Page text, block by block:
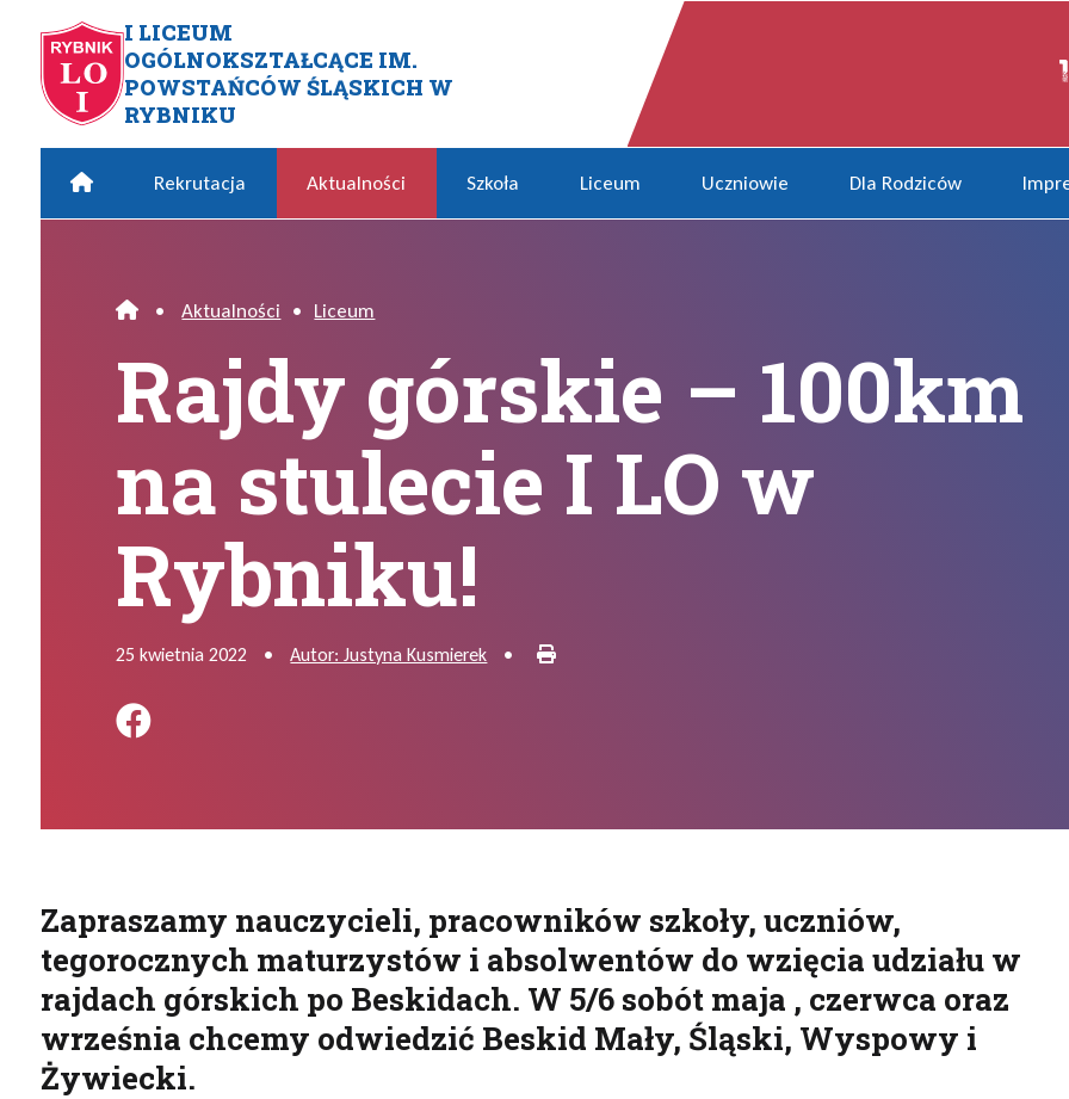
Przejdź do menu głównego
Przejdź do menu dodatkowego
Przejdź do treści
Mapa serwisu
I LICEUM
OGÓLNOKSZTAŁCĄCE IM.
POWSTAŃCÓW ŚLĄSKICH W
RYBNIKU
Rajdy górskie – 100km na stulecie I LO w Rybniku!
Home Rekrutacja Aktualności Szkoła Liceum Uczniowie Dla Rodziców
Home
• Aktualności • Liceum
Rajdy górskie – 100km
na stulecie I LO w
Rybniku!
25 kwietnia 2022 • Autor: Justyna Kusmierek • Drukuj
Podziel się na FB
Zapraszamy nauczycieli, pracowników szkoły, uczniów,
tegorocznych maturzystów i absolwentów do wzięcia udziału w
rajdach górskich po Beskidach. W 5/6 sobót maja , czerwca oraz
września chcemy odwiedzić Beskid Mały, Śląski, Wyspowy i
Żywiecki.